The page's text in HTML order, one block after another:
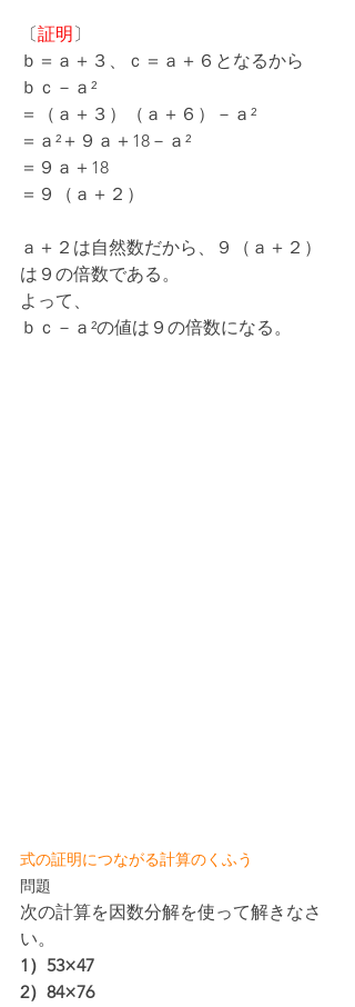
〔証明〕
ｂ＝ａ＋３、ｃ＝ａ＋６となるから
ｂｃ－ａ²
＝（ａ＋３）（ａ＋６）－ａ²
＝ａ²＋９ａ＋18－ａ²
＝９ａ＋18
＝９（ａ＋２）
ａ＋２は自然数だから、９（ａ＋２）
は９の倍数である。
よって、
ｂｃ－ａ²の値は９の倍数になる。
式の証明につながる計算のくふう
問題
次の計算を因数分解を使って解きなさ
い。
1）53×47
2）84×76